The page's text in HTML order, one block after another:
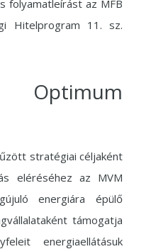
folyamatleírást az MFB
Hitelprogram 11. sz.
stratégiai céljaként
eléréséhez az MVM
energiára épülő
támogatja
energiaellátásuk